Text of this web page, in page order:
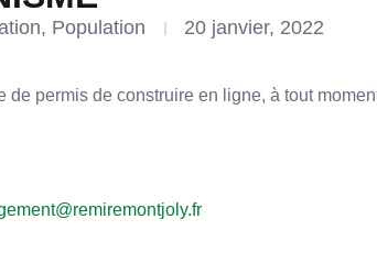
, Population 20 janvier, 2022
de permis de construire en ligne, à tout